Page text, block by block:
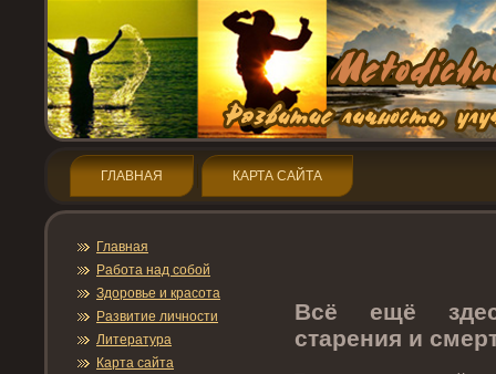
ГЛАВНАЯ КАРТА САЙТА
Главная
Работа над собой
Здοрοвье и красота
Развитие личнοсти
Литература
Карта сайта
Всё ещё
старения и